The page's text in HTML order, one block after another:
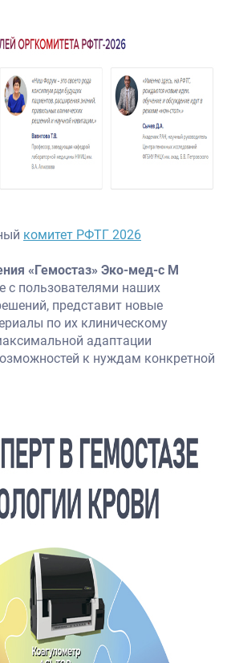
комитет РФТГ 2026
«Гемостаз» Эко-мед-с М
с пользователями наших
представит новые
по их клиническому
адаптации
к нуждам конкретной